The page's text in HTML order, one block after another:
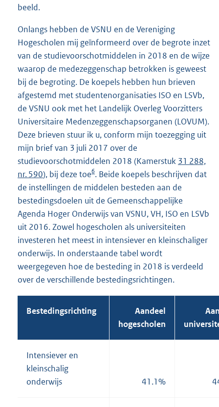
beeld.
Onlangs hebben de VSNU en de Vereniging
Hogescholen mij geïnformeerd over de begrote inzet
van de studievoorschotmiddelen in 2018 en de wijze
waarop de medezeggenschap betrokken is geweest
bij de begroting. De koepels hebben hun brieven
afgestemd met studentenorganisaties ISO en LSVb,
de VSNU ook met het Landelijk Overleg Voorzitters
Universitaire Medenzeggenschapsorganen (LOVUM).
Deze brieven stuur ik u, conform mijn toezegging uit
mijn brief van 3 juli 2017 over de
studievoorschotmiddelen 2018 (Kamerstuk 31 288,
nr. 590), bij deze toe6. Beide koepels beschrijven dat
de instellingen de middelen besteden aan de
bestedingsdoelen uit de Gemeenschappelijke
Agenda Hoger Onderwijs van VSNU, VH, ISO en LSVb
uit 2016. Zowel hogescholen als universiteiten
investeren het meest in intensiever en kleinschaliger
onderwijs. In onderstaande tabel wordt
weergegeven hoe de besteding in 2018 is verdeeld
over de verschillende bestedingsrichtingen.
Bestedingsrichting
Aandeel
hogescholen
Intensiever en
kleinschalig
onderwijs
41.1%